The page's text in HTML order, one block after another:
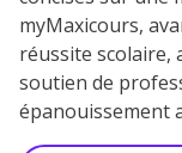
myMaxicours,
réussite scolaire,
soutien de
épanouissement